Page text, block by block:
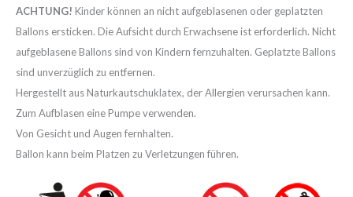
ACHTUNG! Kinder können an nicht aufgeblasenen oder geplatzten
Ballons ersticken. Die Aufsicht durch Erwachsene ist erforderlich. Nicht
aufgeblasene Ballons sind von Kindern fernzuhalten. Geplatzte Ballons
sind unverzüglich zu entfernen.
Hergestellt aus Naturkautschuklatex, der Allergien verursachen kann.
Zum Aufblasen eine Pumpe verwenden.
Von Gesicht und Augen fernhalten.
Ballon kann beim Platzen zu Verletzungen führen.